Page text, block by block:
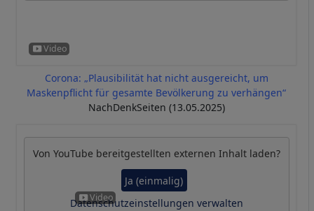
Corona: „Plausibilität hat nicht ausgereicht, um
Maskenpflicht für gesamte Bevölkerung zu verhängen“
NachDenkSeiten (13.05.2025)
Von YouTube bereitgestellten externen Inhalt laden?
Ja (einmalig)
Datenschutzeinstellungen verwalten